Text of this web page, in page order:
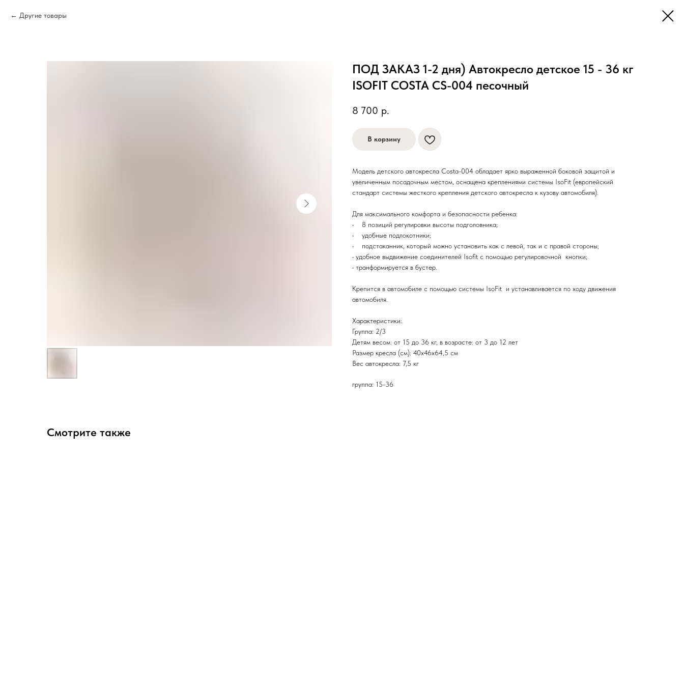
Другие товары
ПОД ЗАКАЗ 1-2 дня) Автокресло детское 15 - 36 кг
ISOFIT COSTA CS-004 песочный
8 700 р.
В корзину
Модель детского автокресла Costa-004 обладает ярко выраженной боковой защитой и
увеличенным посадочным местом, оснащена креплениями системы IsoFit (европейский
стандарт системы жесткого крепления детского автокресла к кузову автомобиля).
Для максимального комфорта и безопасности ребенка:
• 8 позиций регулировки высоты подголовника;
• удобные подлокотники;
• подстаканник, который можно установить как с левой, так и с правой стороны;
• удобное выдвижение соединителей Isofit с помощью регулировочной кнопки;
• транформируется в бустер.
Крепится в автомобиле с помощью системы IsoFit и устанавливается по ходу движения
автомобиля.
Характеристики:
Группа: 2/3
Детям весом: от 15 до 36 кг, в возрасте: от 3 до 12 лет
Размер кресла (см): 40х46х64,5 см
Вес автокресла: 7,5 кг
группа: 15-36
Смотрите также